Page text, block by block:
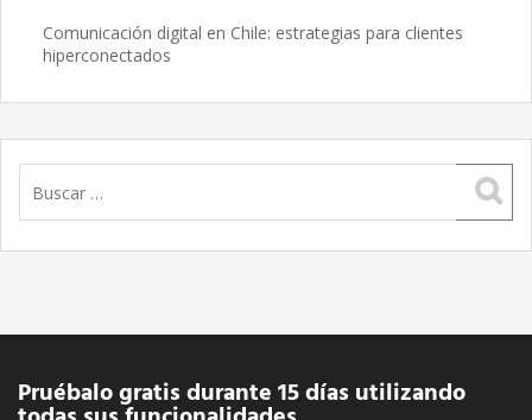
Comunicación digital en Chile: estrategias para clientes
hiperconectados
Pruébalo gratis durante 15 días utilizando